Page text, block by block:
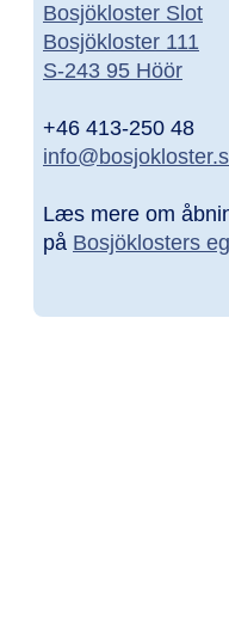
Bosjökloster Slot
Bosjökloster 111
S-243 95 Höör
+46 413-250 48
Læs mere om
på Bosjöklosters